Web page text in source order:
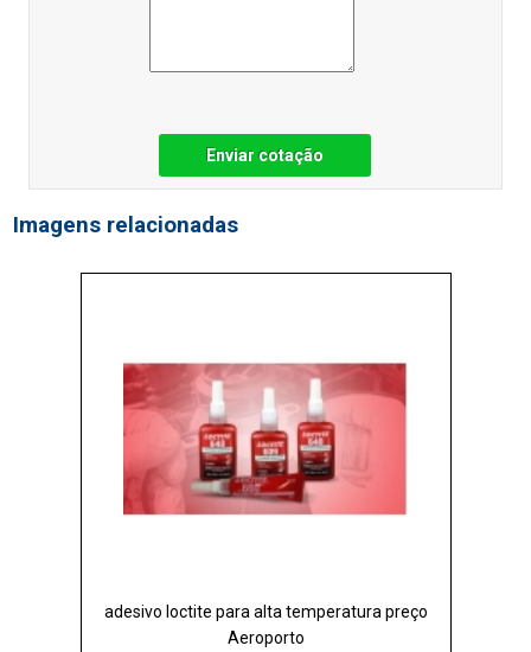
Enviar cotação
Imagens relacionadas
adesivo loctite para alta temperatura preço
Aeroporto